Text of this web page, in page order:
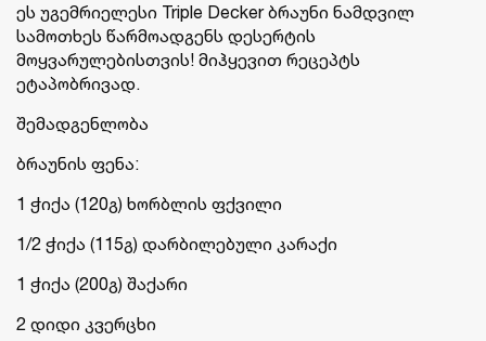
ეს უგემრიელესი Triple Decker ბრაუნი ნამდვილ
სამოთხეს წარმოადგენს დესერტის
მოყვარულებისთვის! მიჰყევით რეცეპტს
ეტაპობრივად.
შემადგენლობა
ბრაუნის ფენა:
1 ჭიქა (120გ) ხორბლის ფქვილი
1/2 ჭიქა (115გ) დარბილებული კარაქი
1 ჭიქა (200გ) შაქარი
2 დიდი კვერცხი